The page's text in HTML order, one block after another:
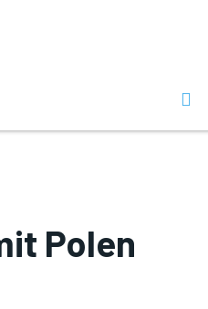
Polen